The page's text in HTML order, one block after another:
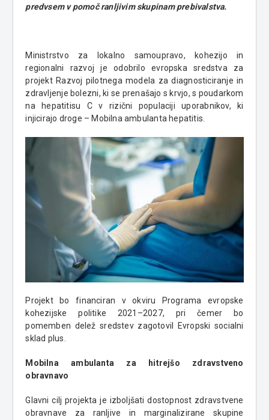
predvsem v pomoč ranljivim skupinam prebivalstva.
Ministrstvo za lokalno samoupravo, kohezijo in
regionalni razvoj je odobrilo evropska sredstva za
projekt Razvoj pilotnega modela za diagnosticiranje in
zdravljenje bolezni, ki se prenašajo s krvjo, s poudarkom
na hepatitisu C v rizični populaciji uporabnikov, ki
injicirajo droge – Mobilna ambulanta hepatitis.
Projekt bo financiran v okviru Programa evropske
kohezijske politike 2021–2027, pri čemer bo
pomemben delež sredstev zagotovil Evropski socialni
sklad plus.
Mobilna ambulanta za hitrejšo zdravstveno
obravnavo
Glavni cilj projekta je izboljšati dostopnost zdravstvene
obravnave za ranljive in marginalizirane skupine